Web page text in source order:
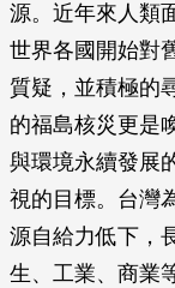
源。近年來人類
世界各國開始對
質疑，並積極的
的福島核災更是
與環境永續發展
視的目標。台灣
源自給力低下，
生、工業、商業